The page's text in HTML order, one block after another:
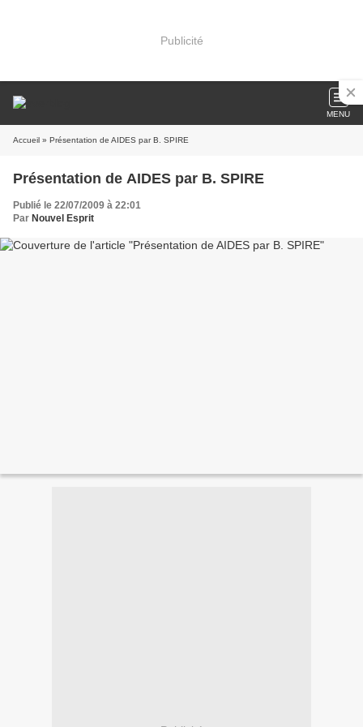
Publicité
MENU
Accueil » Présentation de AIDES par B. SPIRE
Présentation de AIDES par B. SPIRE
Publié le 22/07/2009 à 22:01
Par Nouvel Esprit